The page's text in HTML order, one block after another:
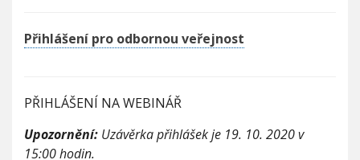
Přihlášení pro odbornou veřejnost
PŘIHLÁŠENÍ NA WEBINÁŘ
Upozornění: Uzávěrka přihlášek je 19. 10. 2020 v
15:00 hodin.